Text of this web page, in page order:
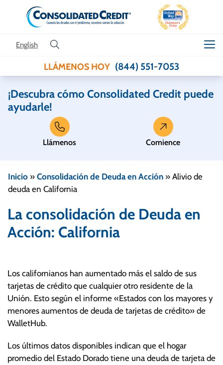
Skip to content
English
LLÁMENOS HOY (844) 551-7053
¡Descubra cómo Consolidated Credit puede
ayudarle!
Llámenos Comience
Inicio » Consolidación de Deuda en Acción » Alivio de
deuda en California
La consolidación de Deuda en
Acción: California
Los californianos han aumentado más el saldo de sus
tarjetas de crédito que cualquier otro residente de la
Unión. Esto según el informe «Estados con los mayores y
menores aumentos de deuda de tarjetas de crédito» de
WalletHub.
Los últimos datos disponibles indican que el hogar
promedio del Estado Dorado tiene una deuda de tarjeta de